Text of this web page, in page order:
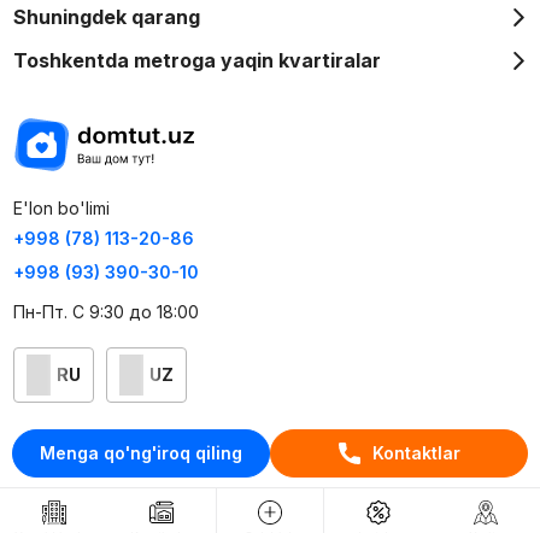
Menga qo'ng'iroq qiling Kontaktlar
Shuningdek qarang
Toshkentda metroga yaqin kvartiralar
E'lon bo'limi
+998 (78) 113-20-86
+998 (93) 390-30-10
Пн-Пт. С 9:30 до 18:00
RU UZ
Kontaktlar
loyiha haqida
Webnow © loyihasi